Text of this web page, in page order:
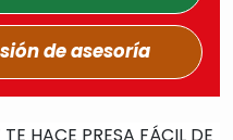
de asesoría